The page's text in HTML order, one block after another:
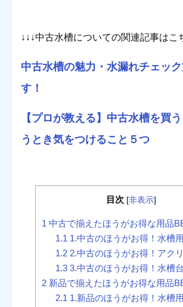
↓↓↓中古水槽についての関連記事はこ
中古水槽の魅力・水漏れチェッ
す！
【プロが教える】中古水槽を買
うとき気をつけること５つ
目次 [非表示]
1 中古で揃えたほうがお得な用品
1.11.中古のほうがお得！水槽
1.22.中古のほうがお得！アク
1.33.中古のほうがお得！水槽台
2 新品で揃えたほうがお得な用品
2.11.新品のほうがお得！水槽